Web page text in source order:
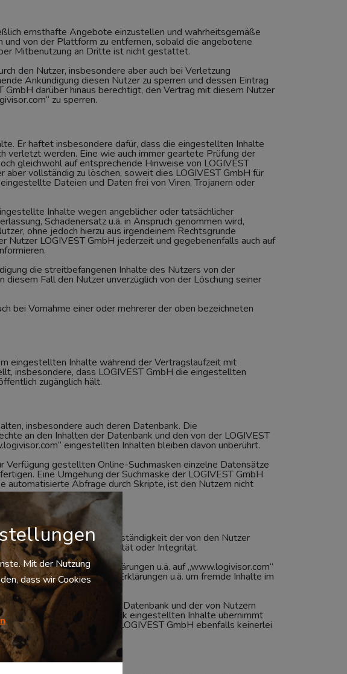
ernsthafte Angebote einzustellen und wahrheitsgemäße
von der Plattform zu entfernen, sobald die angebotene
Mitbenutzung an Dritte ist nicht gestattet.
den Nutzer, insbesondere aber auch bei Verletzung
Ankündigung diesen Nutzer zu sperren und dessen Eintrag
darüber hinaus berechtigt, den Vertrag mit diesem Nutzer
zu sperren.
Er haftet insbesondere dafür, dass die eingestellten Inhalte
verletzt werden. Eine wie auch immer geartete Prüfung der
gleichwohl auf entsprechende Hinweise von LOGIVEST
vollständig zu löschen, soweit dies LOGIVEST GmbH für
Dateien und Daten frei von Viren, Trojanern oder
Inhalte wegen angeblicher oder tatsächlicher
Schadenersatz u.ä. in Anspruch genommen wird,
ohne jedoch hierzu aus irgendeinem Rechtsgrunde
LOGIVEST GmbH jederzeit und gegebenenfalls auch auf
die streitbefangenen Inhalte des Nutzers von der
Fall den Nutzer unverzüglich von der Löschung seiner
bei Vornahme einer oder mehrerer der oben bezeichneten
eingestellten Inhalte während der Vertragslaufzeit mit
insbesondere, dass LOGIVEST GmbH die eingestellten
zugänglich hält.
insbesondere auch deren Datenbank. Die
an den Inhalten der Datenbank und den von der LOGIVEST
eingestellten Inhalten bleiben davon unberührt.
gestellten Online-Suchmasken einzelne Datensätze
Eine Umgehung der Suchmaske der LOGIVEST GmbH
automatisierte Abfrage durch Skripte, ist den Nutzern nicht
für die Richtigkeit und Vollständigkeit der von den Nutzer
oder aber deren Identität oder Integrität.
Inhalte, abgegebene Erklärungen u.ä. auf „www.logivisor.com“
Inhalten, abgegebenen Erklärungen u.ä. um fremde Inhalte im
Verfügbarkeit der Datenbank und der von Nutzern
Nutzern in der Datenbank eingestellten Inhalte übernimmt
übernimmt LOGIVEST GmbH ebenfalls keinerlei
Mit der Nutzung
dass wir Cookies